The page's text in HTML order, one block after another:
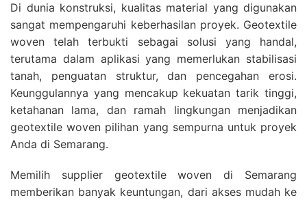
Di dunia konstruksi, kualitas material yang digunakan
sangat mempengaruhi keberhasilan proyek. Geotextile
woven telah terbukti sebagai solusi yang handal,
terutama dalam aplikasi yang memerlukan stabilisasi
tanah, penguatan struktur, dan pencegahan erosi.
Keunggulannya yang mencakup kekuatan tarik tinggi,
ketahanan lama, dan ramah lingkungan menjadikan
geotextile woven pilihan yang sempurna untuk proyek
Anda di Semarang.
Memilih supplier geotextile woven di Semarang
memberikan banyak keuntungan, dari akses mudah ke